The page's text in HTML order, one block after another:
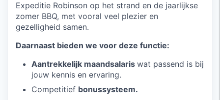
Expeditie Robinson op het strand en de jaarlijkse
zomer BBQ, met vooral veel plezier en
gezelligheid samen.
Daarnaast bieden we voor deze functie:
Aantrekkelijk maandsalaris wat passend is bij
jouw kennis en ervaring.
Competitief bonussysteem.